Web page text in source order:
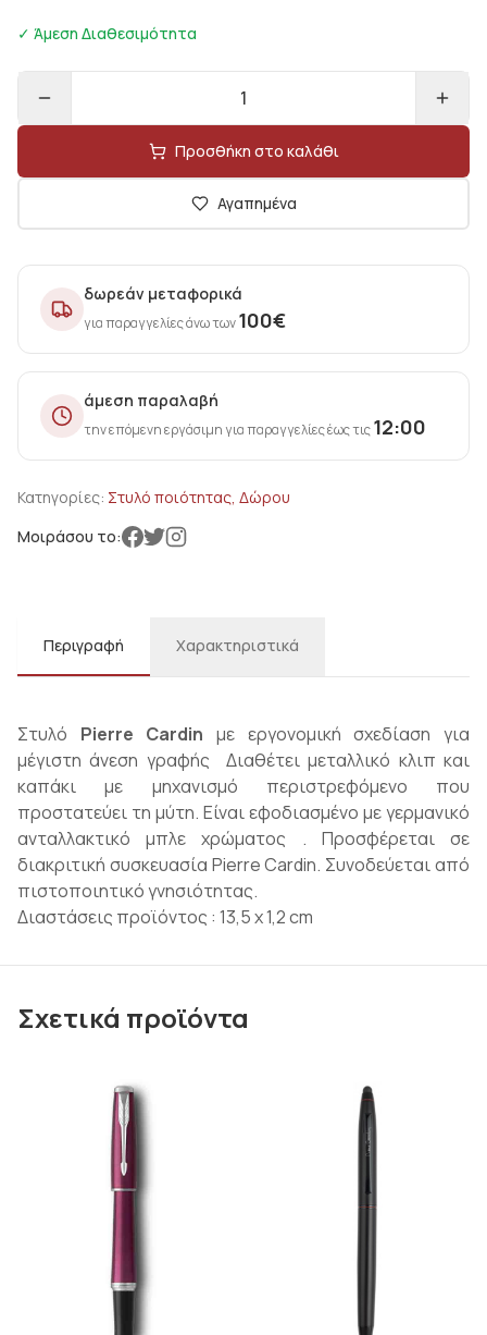
✓ Άμεση Διαθεσιμότητα
1
Προσθήκη στο καλάθι
Αγαπημένα
δωρεάν μεταφορικά
για παραγγελίες άνω των100€
άμεση παραλαβή
την επόμενη εργάσιμη για παραγγελίες έως τις12:00
Κατηγορίες: Στυλό ποιότητας, Δώρου
Μοιράσου το:
Περιγραφή Χαρακτηριστικά
Στυλό Pierre Cardin με εργονομική σχεδίαση για
μέγιστη άνεση γραφής Διαθέτει μεταλλικό κλιπ και
καπάκι με μηχανισμό περιστρεφόμενο που
προστατεύει τη μύτη. Είναι εφοδιασμένο με γερμανικό
ανταλλακτικό μπλε χρώματος . Προσφέρεται σε
διακριτική συσκευασία Pierre Cardin. Συνοδεύεται από
πιστοποιητικό γνησιότητας.
Διαστάσεις προϊόντος : 13,5 x 1,2 cm
Σχετικά προϊόντα